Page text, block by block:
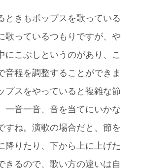
ときもポップスを歌っている
歌っているつもりですが、や
にこぶしというのがあり、こ
音程を調整することができま
プスをやっていると複雑な節
一音一音、音を当てにいかな
すね。演歌の場合だと、節を
降りたり、下から上に上げた
きるので、歌い方の違いは自